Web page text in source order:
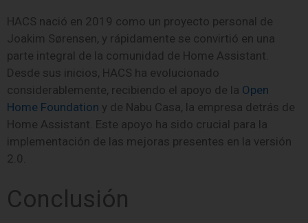
HACS nació en 2019 como un proyecto personal de
Joakim Sørensen, y rápidamente se convirtió en una
parte integral de la comunidad de Home Assistant.
Desde sus inicios, HACS ha evolucionado
considerablemente, recibiendo el apoyo de la Open
Home Foundation y de Nabu Casa, la empresa detrás de
Home Assistant. Este apoyo ha sido crucial para la
implementación de las mejoras presentes en la versión
2.0.
Conclusión